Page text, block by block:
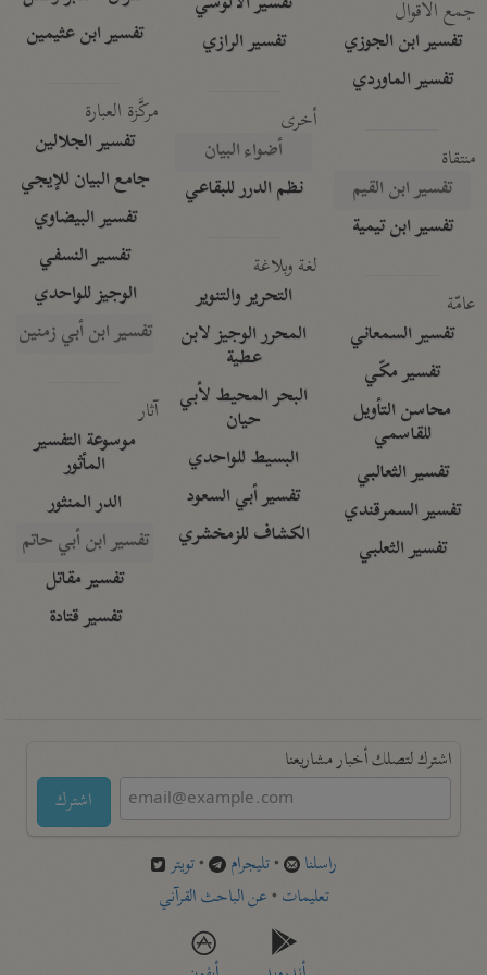
جمع الأقوال
تفسير ابن الجوزي
تفسير الماوردي
منتقاة
تفسير ابن القيم
تفسير ابن تيمية
عامّة
تفسير السمعاني
تفسير مكّي
محاسن التأويل
للقاسمي
تفسير الثعالبي
تفسير السمرقندي
تفسير الثعلبي
تفسير الرازي
أخرى
أضواء البيان
نظم الدرر للبقاعي
لغة وبلاغة
التحرير والتنوير
المحرر الوجيز لابن
عطية
البحر المحيط لأبي
حيان
البسيط للواحدي
تفسير أبي السعود
الكشاف للزمخشري
تفسير ابن عثيمين
مركَّزة العبارة
تفسير الجلالين
جامع البيان للإيجي
تفسير البيضاوي
تفسير النسفي
الوجيز للواحدي
تفسير ابن أبي زمنين
آثار
موسوعة التفسير
المأثور
الدر المنثور
تفسير ابن أبي حاتم
تفسير مقاتل
تفسير قتادة
اشترك لتصلك أخبار مشاريعنا
اشترك
راسلنا •تليجرام •تويتر
تعليمات •عن الباحث القرآني